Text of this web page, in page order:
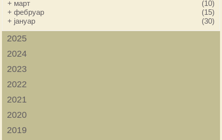
+ март
(10)
+фебруар
(15)
+ јануар (30)
2025
2024
2023
2022
2021
2020
2019